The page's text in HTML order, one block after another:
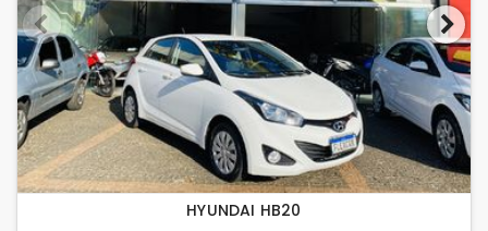
HYUNDAI HB20